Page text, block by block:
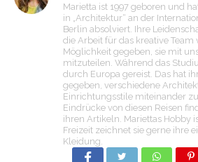
Marietta ist 1997 geboren und
in „Architektur“ an der
Berlin absolviert. Ihre
die Arbeit für das kreative
Möglichkeit gegeben, sie mit
mitzuteilen. Während das
durch Europa gereist. Das hat
gegeben, verschiedene
Einrichtungsstile miteinander
Eindrücke von diesen Reisen
ihren Artikeln. Mariettas Hobby
Freizeit zeichnet sie gerne ihre
Kleidung.